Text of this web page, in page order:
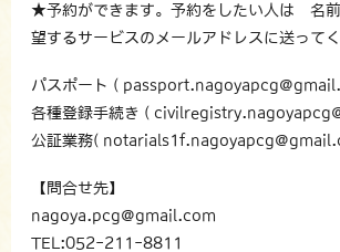
★予約ができます。予約をしたい人は 名
望するサービスのメールアドレスに送ってく
パスポート (
各種登録手続き (
公証業務(
【問合せ先】
nagoya.pcg@gmail.com
TEL:052-211-8811